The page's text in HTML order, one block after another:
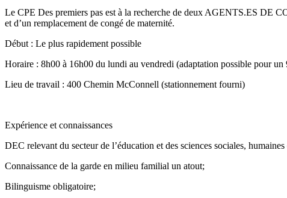
Le CPE Des premiers pas est à la recherche de deux AGENTS.ES DE
et d’un remplacement de congé de maternité.
Début : Le plus rapidement possible
Horaire : 8h00 à 16h00 du lundi au vendredi (adaptation possible pour un
Lieu de travail : 400 Chemin McConnell (stationnement fourni)
Expérience et connaissances
DEC relevant du secteur de l’éducation et des sciences sociales,
Connaissance de la garde en milieu familial un atout;
Bilinguisme obligatoire;